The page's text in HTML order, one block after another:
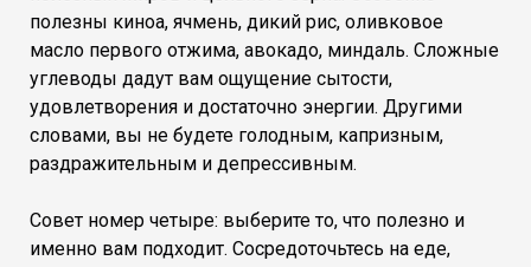
полезны киноа, ячмень, дикий рис, оливковое
масло первого отжима, авокадо, миндаль. Сложные
углеводы дадут вам ощущение сытости,
удовлетворения и достаточно энергии. Другими
словами, вы не будете голодным, капризным,
раздражительным и депрессивным.
Совет номер четыре: выберите то, что полезно и
именно вам подходит. Сосредоточьтесь на еде,